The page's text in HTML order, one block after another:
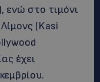
ενώ στο τιμόνι
(Kasi
έχει